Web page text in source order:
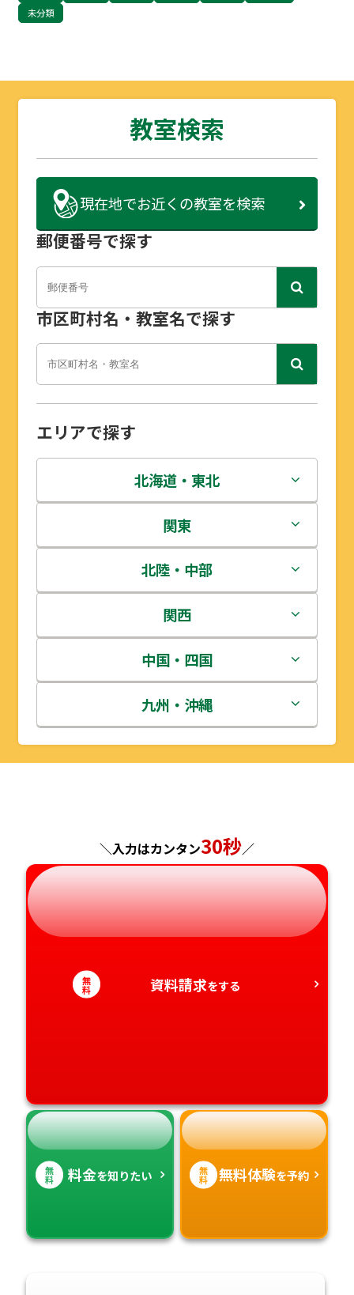
未分類
教室検索
現在地でお近くの教室を検索
郵便番号で探す
市区町村名・教室名で探す
エリアで探す
北海道・東北
北海道
青森県
岩手県
宮城県
秋田県
山形県
関東
茨城県
栃木県
群馬県
埼玉県
千葉県
北陸・中部
新潟県
富山県
石川県
福井県
静岡県
関西
三重県
滋賀県
京都府
奈良県
和歌山県
中国・四国
鳥取県
島根県
山口県
徳島県
九州・沖縄
福岡県
熊本県
大分県
＼入力はカンタン30秒／
無
料 資料請求をする
無
料 料金を知りたい 無
料 無料体験を予約